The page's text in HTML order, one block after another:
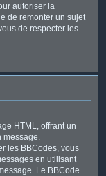
autoriser la
de remonter un sujet
de respecter les
HTML, offrant un
message.
les BBCodes, vous
en utilisant
Le BBCode